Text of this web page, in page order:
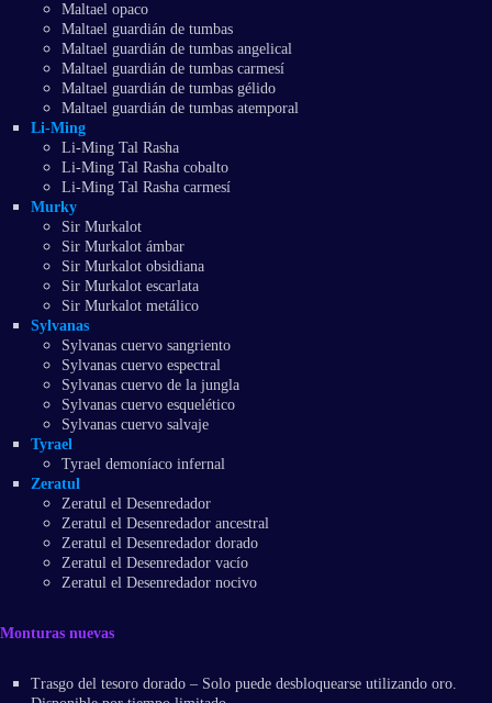
Maltael opaco
Maltael guardián de tumbas
Maltael guardián de tumbas angelical
Maltael guardián de tumbas carmesí
Maltael guardián de tumbas gélido
Maltael guardián de tumbas atemporal
Li-Ming
Li-Ming Tal Rasha
Li-Ming Tal Rasha cobalto
Li-Ming Tal Rasha carmesí
Murky
Sir Murkalot
Sir Murkalot ámbar
Sir Murkalot obsidiana
Sir Murkalot escarlata
Sir Murkalot metálico
Sylvanas
Sylvanas cuervo sangriento
Sylvanas cuervo espectral
Sylvanas cuervo de la jungla
Sylvanas cuervo esquelético
Sylvanas cuervo salvaje
Tyrael
Tyrael demoníaco infernal
Zeratul
Zeratul el Desenredador
Zeratul el Desenredador ancestral
Zeratul el Desenredador dorado
Zeratul el Desenredador vacío
Zeratul el Desenredador nocivo
Monturas nuevas
Trasgo del tesoro dorado – Solo puede desbloquearse utilizando oro.